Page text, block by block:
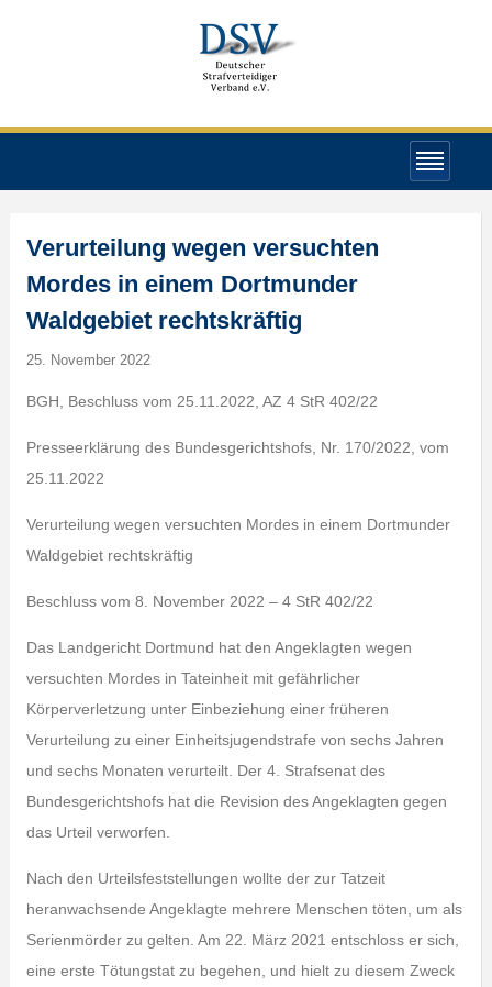
Verurteilung wegen versuchten
Mordes in einem Dortmunder
Waldgebiet rechtskräftig
25. November 2022
BGH, Beschluss vom 25.11.2022, AZ 4 StR 402/22
Presseerklärung des Bundesgerichtshofs, Nr. 170/2022, vom
25.11.2022
Verurteilung wegen versuchten Mordes in einem Dortmunder
Waldgebiet rechtskräftig
Beschluss vom 8. November 2022 – 4 StR 402/22
Das Landgericht Dortmund hat den Angeklagten wegen
versuchten Mordes in Tateinheit mit gefährlicher
Körperverletzung unter Einbeziehung einer früheren
Verurteilung zu einer Einheitsjugendstrafe von sechs Jahren
und sechs Monaten verurteilt. Der 4. Strafsenat des
Bundesgerichtshofs hat die Revision des Angeklagten gegen
das Urteil verworfen.
Nach den Urteilsfeststellungen wollte der zur Tatzeit
heranwachsende Angeklagte mehrere Menschen töten, um als
Serienmörder zu gelten. Am 22. März 2021 entschloss er sich,
eine erste Tötungstat zu begehen, und hielt zu diesem Zweck